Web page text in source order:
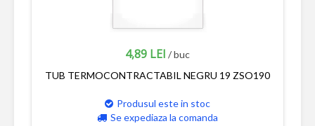
4,89 LEI / buc
TUB TERMOCONTRACTABIL NEGRU 19 ZSO190
Produsul este in stoc
Se expediaza la comanda